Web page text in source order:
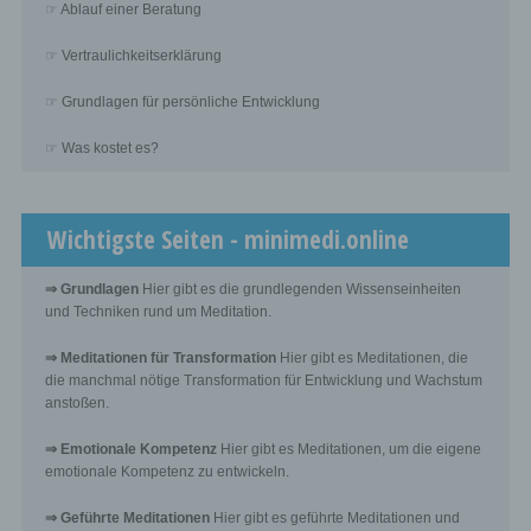
☞ Ablauf einer Beratung
☞ Vertraulichkeitserklärung
☞ Grundlagen für persönliche Entwicklung
☞ Was kostet es?
Wichtigste Seiten - minimedi.online
⇒ GrundlagenHier gibt es die grundlegenden Wissenseinheiten
und Techniken rund um Meditation.
⇒ Meditationen für TransformationHier gibt es Meditationen, die
die manchmal nötige Transformation für Entwicklung und Wachstum
anstoßen.
⇒ Emotionale KompetenzHier gibt es Meditationen, um die eigene
emotionale Kompetenz zu entwickeln.
⇒ Geführte MeditationenHier gibt es geführte Meditationen und
Processor is a natural or legal person, public authority,
behalf of the controller.
framework of a particular inquiry in accordance with
recipients; the processing of those data by those public
authorities shall be in compliance with the applicable
data protection rules according to the purposes of the
j) Third party
Third party is a natural or legal person, public authority,
agency or body other than the data subject, controller,
the controller or processor, are authorised to process